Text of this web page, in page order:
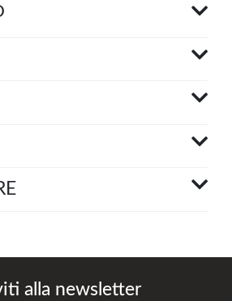
alla newsletter